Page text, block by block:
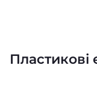
Пластикові